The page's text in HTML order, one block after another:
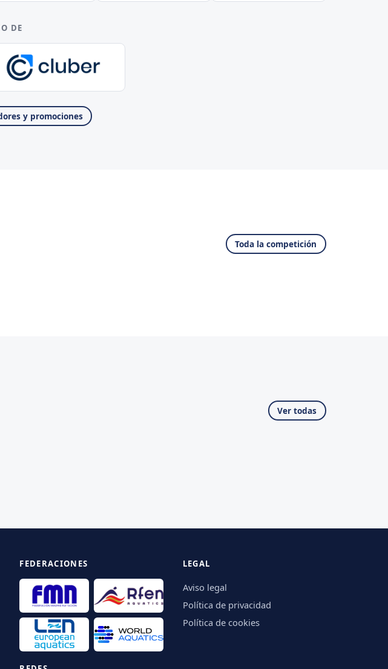
DE
y promociones
Toda la competición
Ver todas
FEDERACIONES LEGAL
Aviso legal
Política de privacidad
Política de cookies